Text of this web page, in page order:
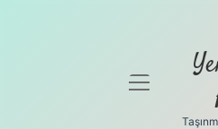
menüyü